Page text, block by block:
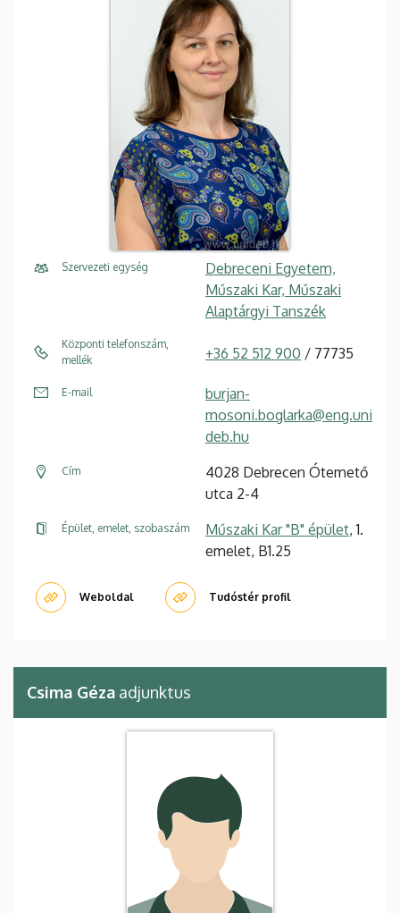
Szervezeti egység
Debreceni Egyetem,
Műszaki Kar, Műszaki
Alaptárgyi Tanszék
Központi telefonszám,
mellék
+36 52 512 900 / 77735
E-mail
burjan-
mosoni.boglarka@eng.uni
deb.hu
Cím
4028 Debrecen Ótemető
utca 2-4
Épület, emelet, szobaszám Műszaki Kar "B" épület, 1.
emelet, B1.25
Weboldal Tudóstér profil
Csima Géza adjunktus